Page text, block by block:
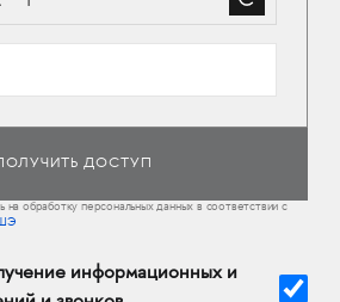
на обработку персональных данных в соответствии с
информационных и